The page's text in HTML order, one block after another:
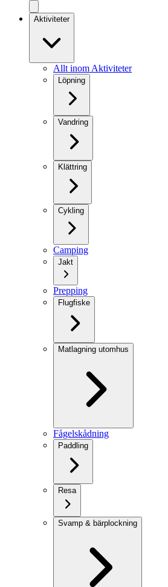
Aktiviteter
Allt inom Aktiviteter
Löpning
Vandring
Klättring
Cykling
Camping
Jakt
Prepping
Flugfiske
Matlagning utomhus
Fågelskådning
Paddling
Resa
Svamp & bärplockning